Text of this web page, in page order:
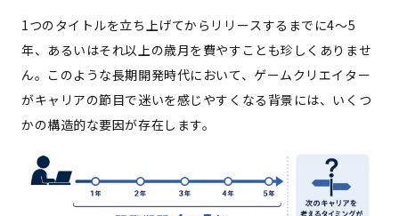
1つのタイトルを立ち上げてからリリースするまでに4〜5
年、あるいはそれ以上の歳月を費やすことも珍しくありませ
ん。このような長期開発時代において、ゲームクリエイター
がキャリアの節目で迷いを感じやすくなる背景には、いくつ
かの構造的な要因が存在します。